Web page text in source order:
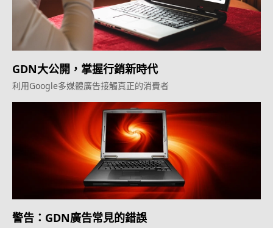
GDN大公開，掌握行銷新時代
利用Google多媒體廣告接觸真正的消費者
警告：GDN廣告常見的錯誤